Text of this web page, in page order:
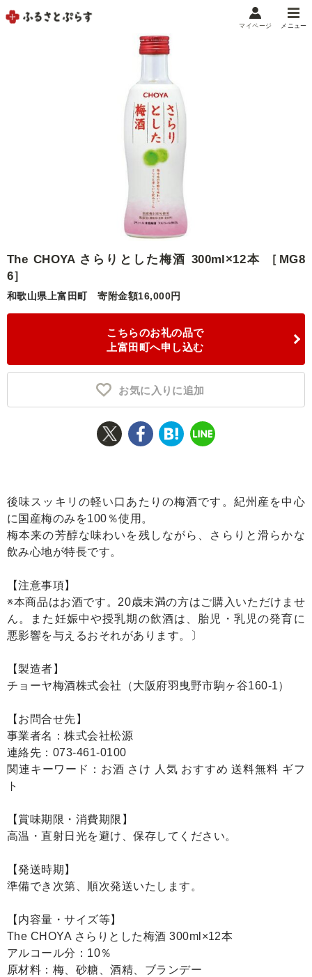
メニュー
閲覧履歴
お礼の品をカテゴリや金額で絞り込み
ランキング
特集・おすすめ
控除額シミュレータ Q&A
マイページ
The CHOYA さらりとした梅酒 300ml×12本 ［MG8
6］
和歌山県上富田町 寄附金額16,000円
こちらのお礼の品で
上富田町へ申し込む
お気に入りに追加
後味スッキリの軽い口あたりの梅酒です。紀州産を中心
に国産梅のみを100％使用。
梅本来の芳醇な味わいを残しながら、さらりと滑らかな
飲み心地が特長です。
【注意事項】
※本商品はお酒です。20歳未満の方はご購入いただけませ
ん。また妊娠中や授乳期の飲酒は、胎児・乳児の発育に
悪影響を与えるおそれがあります。〕
【製造者】
チョーヤ梅酒株式会社（大阪府羽曳野市駒ヶ谷160-1）
【お問合せ先】
事業者名：株式会社松源
連絡先：073-461-0100
関連キーワード：お酒 さけ 人気 おすすめ 送料無料 ギフ
ト
【賞味期限・消費期限】
高温・直射日光を避け、保存してください。
【発送時期】
準備でき次第、順次発送いたします。
【内容量・サイズ等】
The CHOYA さらりとした梅酒 300ml×12本
アルコール分：10％
原材料：梅、砂糖、酒精、ブランデー